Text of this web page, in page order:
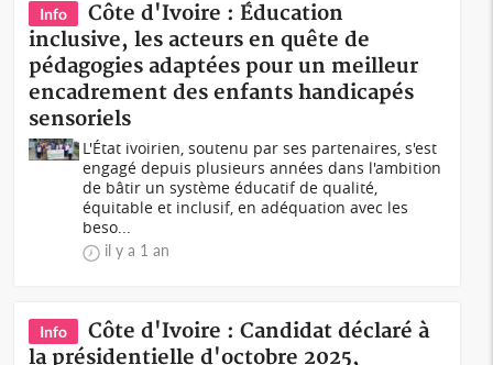
Info
Côte d'Ivoire : Éducation
inclusive, les acteurs en quête de
pédagogies adaptées pour un meilleur
encadrement des enfants handicapés
sensoriels
L'État ivoirien, soutenu par ses partenaires, s'est
engagé depuis plusieurs années dans l'ambition
de bâtir un système éducatif de qualité,
équitable et inclusif, en adéquation avec les
beso...
il y a 1 an
Info
Côte d'Ivoire : Candidat déclaré à
la présidentielle d'octobre 2025,